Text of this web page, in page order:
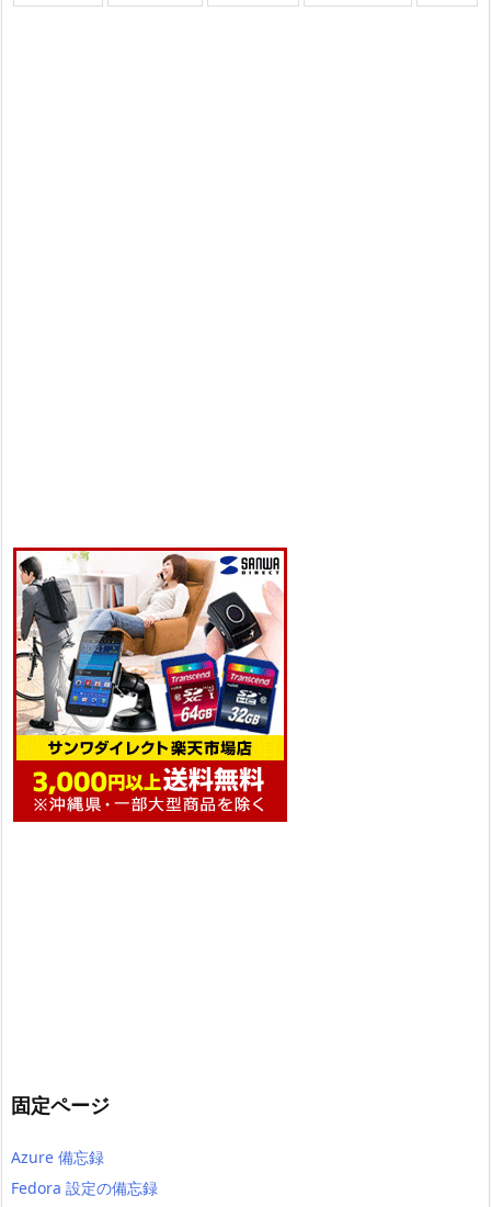
固定ページ
Azure 備忘録
Fedora 設定の備忘録